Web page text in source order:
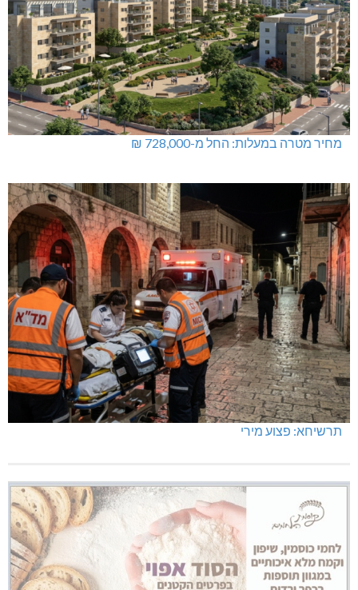
מחיר מטרה במעלות: החל מ-728,000 ₪
תרשיחא: פצוע מירי